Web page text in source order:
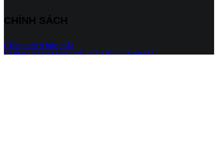
CHÍNH SÁCH
Chính sách bảo mật
CHÍNH SÁCH BẢO VỆ DỮ LIỆU CÁ NHÂN